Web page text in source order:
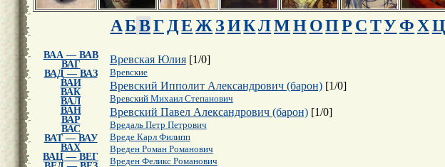
АБВГ ДЕ Ж ЗИКЛМН ОПР СТУФ ХЦ
ВАА — ВАВ
ВАГ
ВАД — ВАЗ
ВАИ
ВАК
ВАЛ
ВАН
ВАР
ВАС
ВАТ — ВАУ
ВАХ
ВАЦ — ВЕГ
Вревская Юлия[1/0]
Вревские
Вревский Ипполит Александрович (барон)[1/0]
Вревский Михаил Степанович
Вревский Павел Александрович (барон)[1/0]
Вредаль Петр Петрович
Вреде Карл Филипп
Вреден Роман Романович
Вреден Феликс Романович